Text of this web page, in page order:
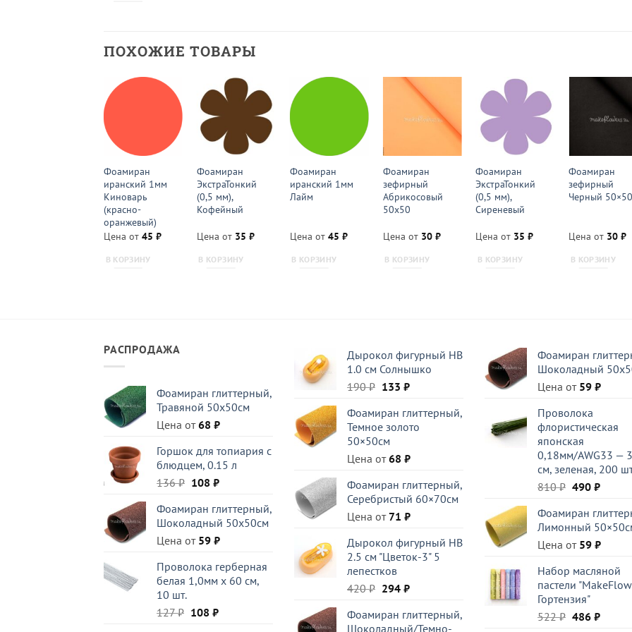
ПОХОЖИЕ ТОВАРЫ
Фоамиран
иранский 1мм
Киноварь
(красно-
оранжевый)
Цена от 45 ₽
В КОРЗИНУ
Фоамиран
ЭкстраТонкий
(0,5 мм),
Кофейный
Цена от 35 ₽
В КОРЗИНУ
Фоамиран
иранский 1мм
Лайм
Цена от 45 ₽
В КОРЗИНУ
Фоамиран
зефирный
Абрикосовый
50х50
Цена от 30 ₽
В КОРЗИНУ
Фоамиран
ЭкстраТонкий
(0,5 мм),
Сиреневый
Цена от 35₽
В КОРЗИНУ
Фоамиран
зефирный
Черный 50×50
Цена от 30₽
В КОРЗИНУ
РАСПРОДАЖА
Фоамиран глиттерный,
Травяной 50x50см
Цена от68 ₽
Горшок для топиария с
блюдцем, 0.15 л
136₽ Первоначальная
составляла
136 ₽.
108 ₽Текущая
108 ₽.
Фоамиран глиттерный,
Шоколадный 50x50см
Цена от 59 ₽
Проволока герберная
белая 1,0мм x 60 см,
10 шт.
127₽ Первоначальная
108 ₽Текущая
Дырокол фигурный HB
1.0 см Солнышко
190₽ Первоначальная
составляла
190 ₽.
133 ₽Текущая
133 ₽.
Фоамиран глиттерный,
Темное золото
50×50см
Цена от68 ₽
Фоамиран глиттерный,
Серебристый 60×70см
Цена от 71 ₽
Дырокол фигурный HB
2.5 см "Цветок-3" 5
лепестков
420₽ Первоначальная
составляла
294 ₽Текущая
294 ₽.
Фоамиран глиттерный,
Шоколадный/Темно-
Фоамиран
Шоколадный
Цена от 59 ₽
Проволока
флористическая
японская
0,18мм/AWG33 —
см, зеленая, 200
810₽
составляла
810 ₽.
490 ₽
490 ₽.
Фоамиран
Лимонный
Цена от 59 ₽
Набор масляной
пастели
Гортензия"
522₽ 486 ₽